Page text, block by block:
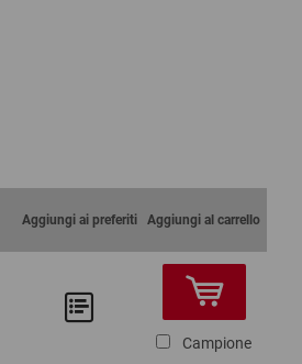
Aggiungi ai preferiti Aggiungi al carrello
88,95 €
Campione